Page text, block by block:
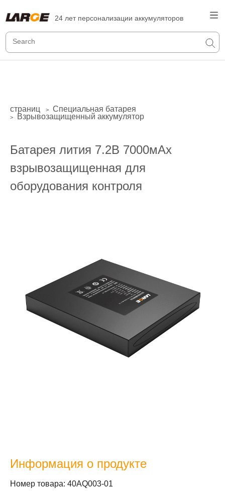
24 лет персонализации аккумуляторов
страниц > Специальная батарея
> Взрывозащищенный аккумулятор
Батарея лития 7.2В 7000мАх
взрывозащищенная для
оборудования контроля
Информация о продукте
Номер товара: 40AQ003-01